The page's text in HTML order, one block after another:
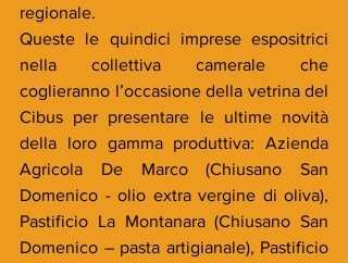
regionale.
Queste le quindici imprese espositrici
nella collettiva camerale che
coglieranno l’occasione della vetrina del
Cibus per presentare le ultime novità
della loro gamma produttiva: Azienda
Agricola De Marco (Chiusano San
Domenico - olio extra vergine di oliva),
Pastificio La Montanara (Chiusano San
Domenico – pasta artigianale), Pastificio